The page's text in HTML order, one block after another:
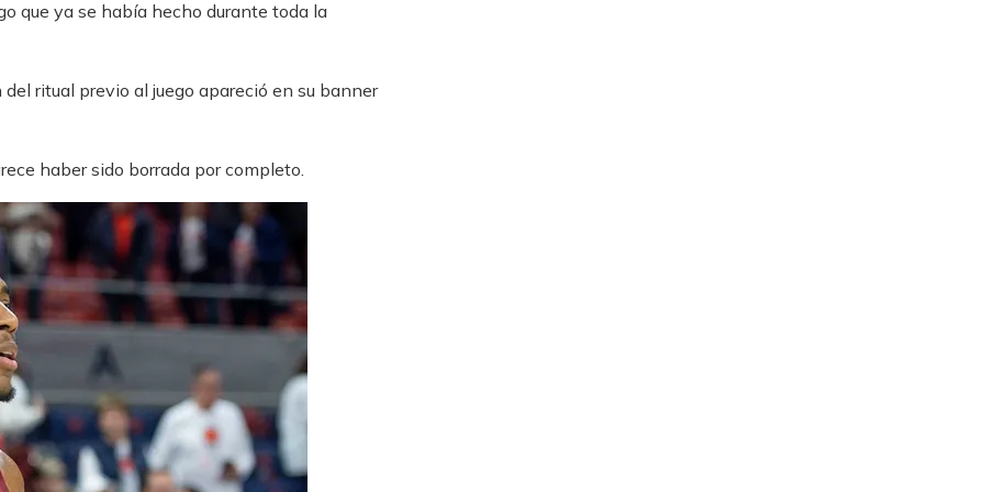
que ya se había hecho durante toda la
ritual previo al juego apareció en su banner
haber sido borrada por completo.